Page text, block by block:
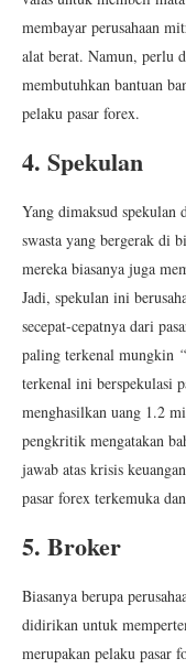
membayar perusahaan
alat berat. Namun, perlu
membutuhkan bantuan
pelaku pasar forex.
4. Spekulan
Yang dimaksud spekulan
swasta yang bergerak di
mereka biasanya juga
Jadi, spekulan ini
secepat-cepatnya dari
paling terkenal mungkin
terkenal ini berspekulasi
menghasilkan uang 1.2
pengkritik mengatakan
jawab atas krisis
pasar forex terkemuka
5. Broker
Biasanya berupa
didirikan untuk
merupakan pelaku pasar